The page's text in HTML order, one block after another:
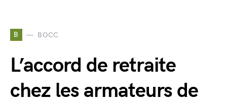
B BOCC
L’accord de retraite
chez les armateurs de